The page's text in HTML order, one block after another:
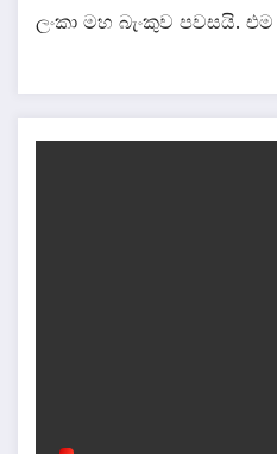
ලංකා මහ බැංකුව පවසයි.